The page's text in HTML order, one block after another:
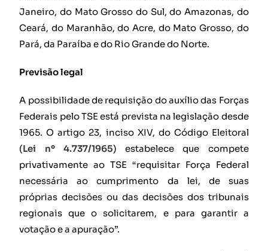
Janeiro, do Mato Grosso do Sul, do Amazonas, do
Ceará, do Maranhão, do Acre, do Mato Grosso, do
Pará, da Paraíba e do Rio Grande do Norte.
Previsão legal
A possibilidade de requisição do auxílio das Forças
Federais pelo TSE está prevista na legislação desde
1965. O artigo 23, inciso XIV, do Código Eleitoral
(Lei nº 4.737/1965) estabelece que compete
privativamente ao TSE “requisitar Força Federal
necessária ao cumprimento da lei, de suas
próprias decisões ou das decisões dos tribunais
regionais que o solicitarem, e para garantir a
votação e a apuração”.